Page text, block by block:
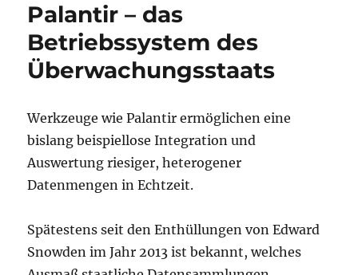
Grundrechte
Palantir – das
Betriebssystem des
Überwachungsstaats
Werkzeuge wie Palantir ermöglichen eine
bislang beispiellose Integration und
Auswertung riesiger, heterogener
Datenmengen in Echtzeit.
Spätestens seit den Enthüllungen von Edward
Snowden im Jahr 2013 ist bekannt, welches